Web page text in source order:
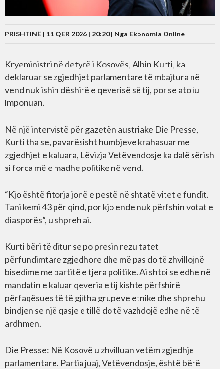
PRISHTINË | 11 QER 2026 | 20:20 | Nga Ekonomia Online
Kryeministri në detyrë i Kosovës, Albin Kurti, ka
deklaruar se zgjedhjet parlamentare të mbajtura në
vend nuk ishin dëshirë e qeverisë së tij, por se ato iu
imponuan.
Në një intervistë për gazetën austriake Die Presse,
Kurti tha se, pavarësisht humbjeve krahasuar me
zgjedhjet e kaluara, Lëvizja Vetëvendosje ka dalë sërish
si forca më e madhe politike në vend.
“Kjo është fitorja jonë e pestë në shtatë vitet e fundit.
Tani kemi 43 për qind, por kjo ende nuk përfshin votat e
diasporës”, u shpreh ai.
Kurti bëri të ditur se po presin rezultatet
përfundimtare zgjedhore dhe më pas do të zhvillojnë
bisedime me partitë e tjera politike. Ai shtoi se edhe në
mandatin e kaluar qeveria e tij kishte përfshirë
përfaqësues të të gjitha grupeve etnike dhe shprehu
bindjen se një qasje e tillë do të vazhdojë edhe në të
ardhmen.
Die Presse: Në Kosovë u zhvilluan vetëm zgjedhje
parlamentare. Partia juaj, Vetëvendosje, është bërë